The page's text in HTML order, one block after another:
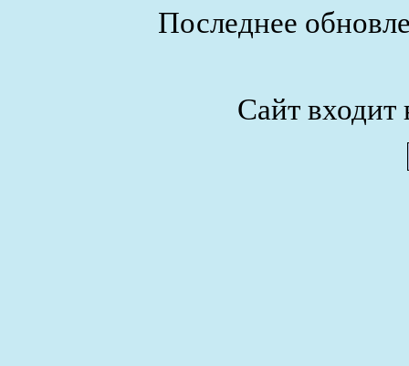
Последнее
Сайт входит